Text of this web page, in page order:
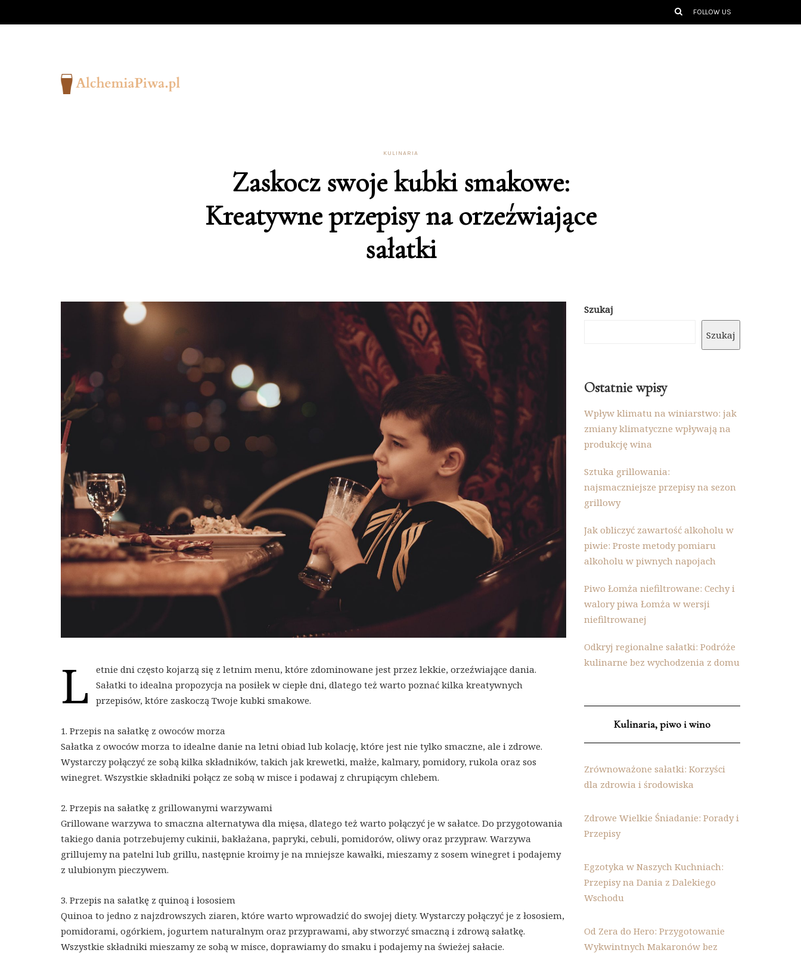
FOLLOW US
KULINARIA
Zaskocz swoje kubki smakowe:
Kreatywne przepisy na orzeźwiające
sałatki
L
etnie dni często kojarzą się z letnim menu, które zdominowane jest przez lekkie, orzeźwiające dania.
Sałatki to idealna propozycja na posiłek w ciepłe dni, dlatego też warto poznać kilka kreatywnych
przepisów, które zaskoczą Twoje kubki smakowe.
1. Przepis na sałatkę z owoców morza
Sałatka z owoców morza to idealne danie na letni obiad lub kolację, które jest nie tylko smaczne, ale i zdrowe.
Wystarczy połączyć ze sobą kilka składników, takich jak krewetki, małże, kalmary, pomidory, rukola oraz sos
winegret. Wszystkie składniki połącz ze sobą w misce i podawaj z chrupiącym chlebem.
2. Przepis na sałatkę z grillowanymi warzywami
Grillowane warzywa to smaczna alternatywa dla mięsa, dlatego też warto połączyć je w sałatce. Do przygotowania
takiego dania potrzebujemy cukinii, bakłażana, papryki, cebuli, pomidorów, oliwy oraz przypraw. Warzywa
grillujemy na patelni lub grillu, następnie kroimy je na mniejsze kawałki, mieszamy z sosem winegret i podajemy
z ulubionym pieczywem.
3. Przepis na sałatkę z quinoą i łososiem
Quinoa to jedno z najzdrowszych ziaren, które warto wprowadzić do swojej diety. Wystarczy połączyć je z łososiem,
pomidorami, ogórkiem, jogurtem naturalnym oraz przyprawami, aby stworzyć smaczną i zdrową sałatkę.
Wszystkie składniki mieszamy ze sobą w misce, doprawiamy do smaku i podajemy na świeżej sałacie.
Szukaj
Szukaj
Ostatnie wpisy
Wpływ klimatu na winiarstwo: jak
zmiany klimatyczne wpływają na
produkcję wina
Sztuka grillowania:
najsmaczniejsze przepisy na sezon
grillowy
Jak obliczyć zawartość alkoholu w
piwie: Proste metody pomiaru
alkoholu w piwnych napojach
Piwo Łomża niefiltrowane: Cechy i
walory piwa Łomża w wersji
niefiltrowanej
Odkryj regionalne sałatki: Podróże
kulinarne bez wychodzenia z domu
Kulinaria, piwo i wino
Zrównoważone sałatki: Korzyści
dla zdrowia i środowiska
Zdrowe Wielkie Śniadanie: Porady i
Przepisy
Egzotyka w Naszych Kuchniach:
Przepisy na Dania z Dalekiego
Wschodu
Od Zera do Hero: Przygotowanie
Wykwintnych Makaronów bez